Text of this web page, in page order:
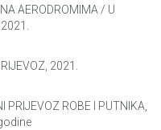
AERODROMIMA / U
2021.
ROBE I PUTNIKA,